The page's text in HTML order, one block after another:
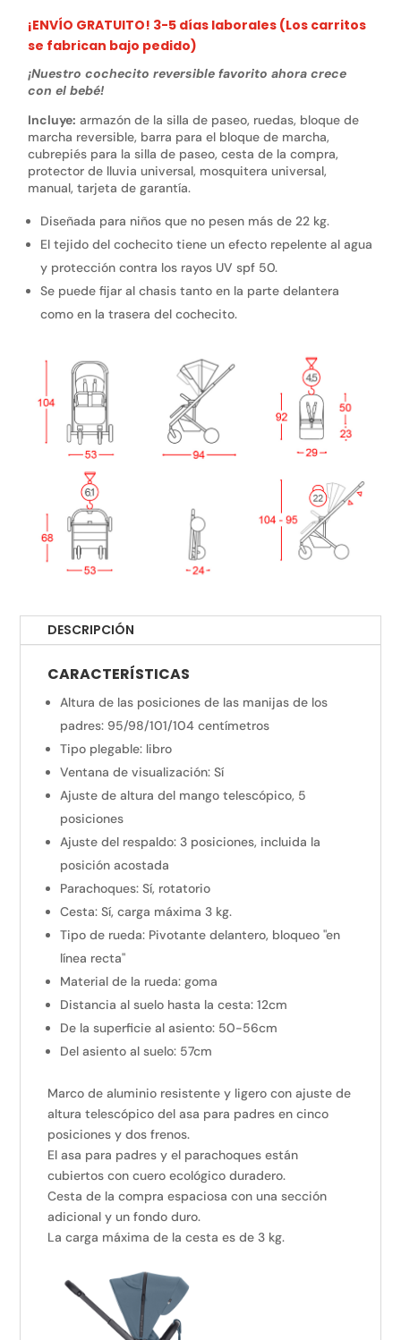
¡ENVÍO GRATUITO! 3-5 días laborales (Los carritos
se fabrican bajo pedido)
¡Nuestro cochecito reversible favorito ahora crece
con el bebé!
Incluye: armazón de la silla de paseo, ruedas, bloque de
marcha reversible, barra para el bloque de marcha,
cubrepiés para la silla de paseo, cesta de la compra,
protector de lluvia universal, mosquitera universal,
manual, tarjeta de garantía.
Diseñada para niños que no pesen más de 22 kg.
El tejido del cochecito tiene un efecto repelente al agua
y protección contra los rayos UV spf 50.
Se puede fijar al chasis tanto en la parte delantera
como en la trasera del cochecito.
DESCRIPCIÓN
CARACTERÍSTICAS
Altura de las posiciones de las manijas de los
padres: 95/98/101/104 centímetros
Tipo plegable: libro
Ventana de visualización: Sí
Ajuste de altura del mango telescópico, 5
posiciones
Ajuste del respaldo: 3 posiciones, incluida la
posición acostada
Parachoques: Sí, rotatorio
Cesta: Sí, carga máxima 3 kg.
Tipo de rueda: Pivotante delantero, bloqueo "en
línea recta"
Material de la rueda: goma
Distancia al suelo hasta la cesta: 12cm
De la superficie al asiento: 50-56cm
Del asiento al suelo: 57cm
Marco de aluminio resistente y ligero con ajuste de
altura telescópico del asa para padres en cinco
posiciones y dos frenos.
El asa para padres y el parachoques están
cubiertos con cuero ecológico duradero.
Cesta de la compra espaciosa con una sección
adicional y un fondo duro.
La carga máxima de la cesta es de 3 kg.